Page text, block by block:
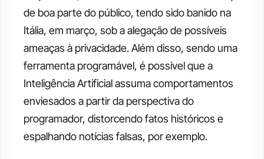
de boa parte do público, tendo sido banido na
Itália, em março, sob a alegação de possíveis
ameaças à privacidade. Além disso, sendo uma
ferramenta programável, é possível que a
Inteligência Artificial assuma comportamentos
enviesados a partir da perspectiva do
programador, distorcendo fatos históricos e
espalhando notícias falsas, por exemplo.